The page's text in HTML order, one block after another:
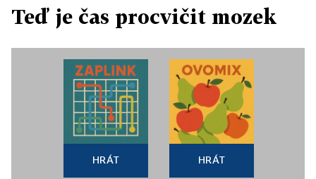
Teď je čas procvičit mozek
HRÁT HRÁT